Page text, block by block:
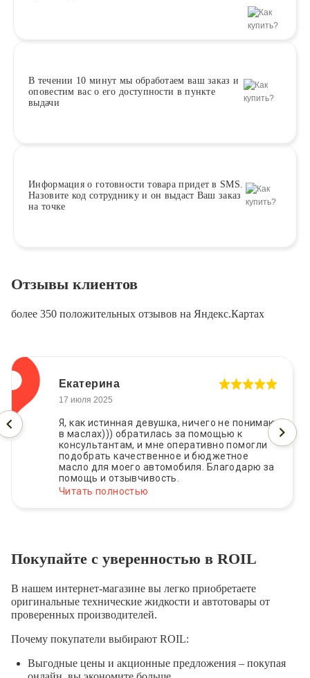
В течении 10 минут мы обработаем ваш заказ и
оповестим вас о его доступности в пункте
выдачи
Информация о готовности товара придет в SMS.
Назовите код сотруднику и он выдаст Ваш заказ
на точке
Отзывы клиентов
более 350 положительных отзывов на Яндекс.Картах
Екатерина
17 июля 2025
Я, как истинная девушка, ничего не понимаю
в маслах))) обратилась за помощью к
консультантам, и мне оперативно помогли
подобрать качественное и бюджетное
масло для моего автомобиля. Благодарю за
помощь и отзывчивость.
Читать полностью
Покупайте с уверенностью в ROIL
В нашем интернет-магазине вы легко приобретаете
оригинальные технические жидкости и автотовары от
проверенных производителей.
Почему покупатели выбирают ROIL:
Выгодные цены и акционные предложения – покупая